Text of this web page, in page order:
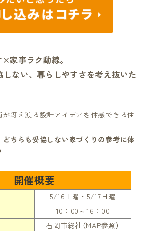
家事ラク動線。
ない、暮らしやすさを考え抜いた
が冴え渡る設計アイデアを体感できる住
どちらも妥協しない家づくりの参考に体
開催概要
5/16土曜・5/17日曜
10：00～16：00
石岡市総社（MAP参照）